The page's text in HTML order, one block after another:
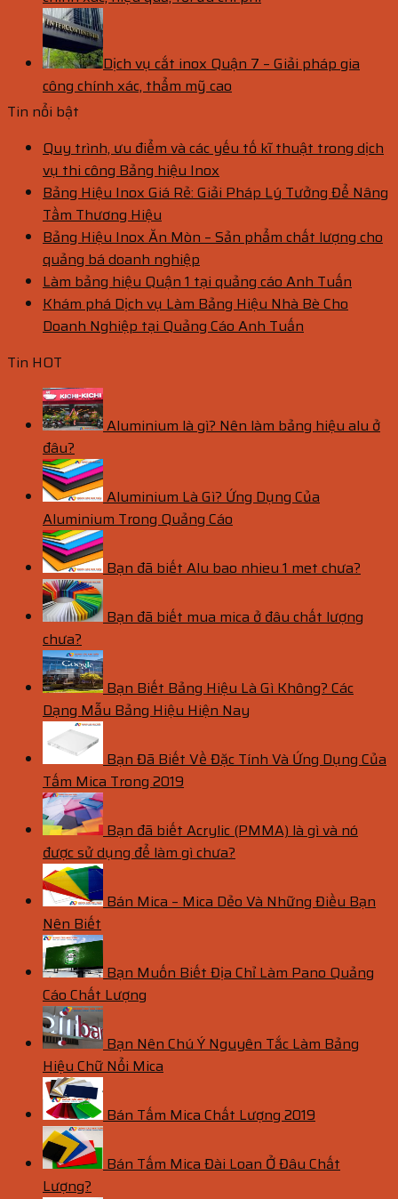
Dịch vụ cắt inox Quận 7 – Giải pháp gia
công chính xác, thẩm mỹ cao
Tin nổi bật
Quy trình, ưu điểm và các yếu tố kĩ thuật trong dịch
vụ thi công Bảng hiệu Inox
Bảng Hiệu Inox Giá Rẻ: Giải Pháp Lý Tưởng Để Nâng
Tầm Thương Hiệu
Bảng Hiệu Inox Ăn Mòn – Sản phẩm chất lượng cho
quảng bá doanh nghiệp
Làm bảng hiệu Quận 1 tại quảng cáo Anh Tuấn
Khám phá Dịch vụ Làm Bảng Hiệu Nhà Bè Cho
Doanh Nghiệp tại Quảng Cáo Anh Tuấn
Tin HOT
Aluminium là gì? Nên làm bảng hiệu alu ở
đâu?
Aluminium Là Gì? Ứng Dụng Của
Aluminium Trong Quảng Cáo
Bạn đã biết Alu bao nhieu 1 met chưa?
Bạn đã biết mua mica ở đâu chất lượng
chưa?
Bạn Biết Bảng Hiệu Là Gì Không? Các
Dạng Mẫu Bảng Hiệu Hiện Nay
Bạn Đã Biết Về Đặc Tính Và Ứng Dụng Của
Tấm Mica Trong 2019
Bạn đã biết Acrylic (PMMA) là gì và nó
được sử dụng để làm gì chưa?
Bán Mica – Mica Dẻo Và Những Điều Bạn
Nên Biết
Bạn Muốn Biết Địa Chỉ Làm Pano Quảng
Cáo Chất Lượng
Bạn Nên Chú Ý Nguyên Tắc Làm Bảng
Hiệu Chữ Nổi Mica
Bán Tấm Mica Chất Lượng 2019
Bán Tấm Mica Đài Loan Ở Đâu Chất
Lượng?